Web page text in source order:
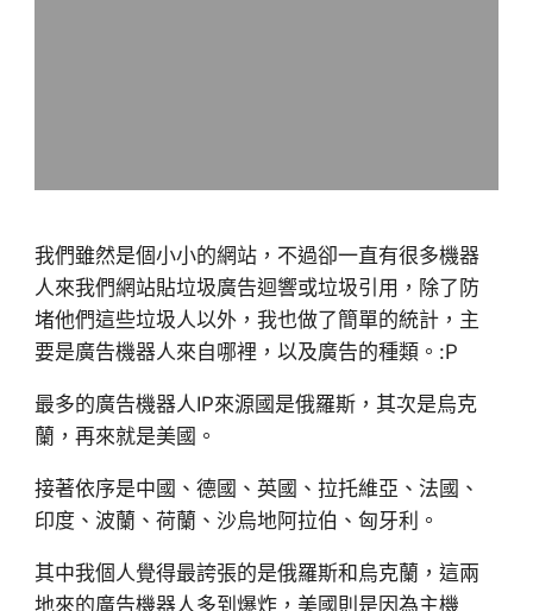
我們雖然是個小小的網站，不過卻一直有很多機器
人來我們網站貼垃圾廣告迴響或垃圾引用，除了防
堵他們這些垃圾人以外，我也做了簡單的統計，主
要是廣告機器人來自哪裡，以及廣告的種類。:P
最多的廣告機器人IP來源國是俄羅斯，其次是烏克
蘭，再來就是美國。
接著依序是中國、德國、英國、拉托維亞、法國、
印度、波蘭、荷蘭、沙烏地阿拉伯、匈牙利。
其中我個人覺得最誇張的是俄羅斯和烏克蘭，這兩
地來的廣告機器人多到爆炸，美國則是因為主機